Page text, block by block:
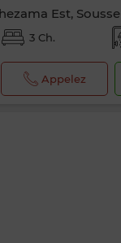
Est, Sousse
3 Ch.
Appelez